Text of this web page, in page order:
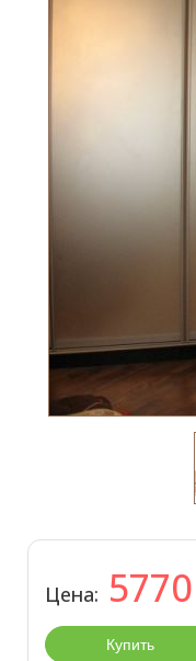
Цена: 5770